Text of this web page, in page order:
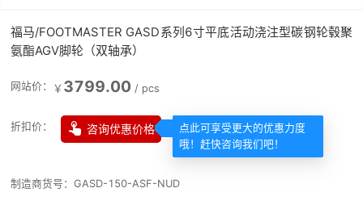
福马/FOOTMASTER GASD系列6寸平底活动浇注型碳钢轮毂聚
氨酯AGV脚轮（双轴承）
网站价： ￥ 3799.00 / pcs
折扣价：  咨询优惠价格
点此可享受更大的优惠力度
哦！赶快咨询我们吧！
制造商货号： GASD-150-ASF-NUD